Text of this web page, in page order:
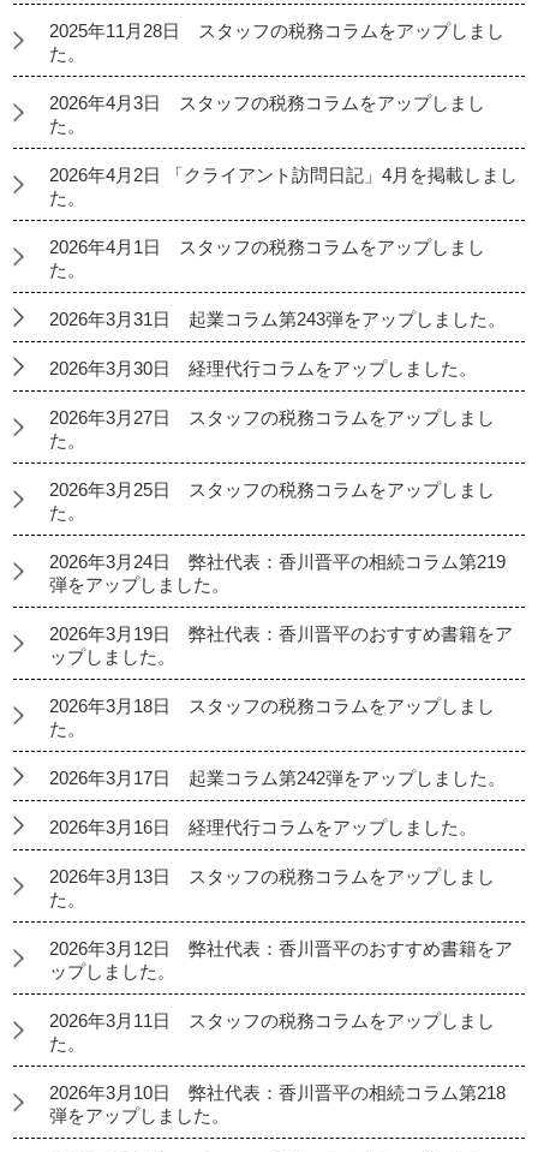
2025年11月28日 スタッフの税務コラムをアップしまし
た。
2026年4月3日 スタッフの税務コラムをアップしまし
た。
2026年4月2日 「クライアント訪問日記」4月を掲載しまし
た。
2026年4月1日 スタッフの税務コラムをアップしまし
た。
2026年3月31日 起業コラム第243弾をアップしました。
2026年3月30日 経理代行コラムをアップしました。
2026年3月27日 スタッフの税務コラムをアップしまし
た。
2026年3月25日 スタッフの税務コラムをアップしまし
た。
2026年3月24日 弊社代表：香川晋平の相続コラム第219
弾をアップしました。
2026年3月19日 弊社代表：香川晋平のおすすめ書籍をア
ップしました。
2026年3月18日 スタッフの税務コラムをアップしまし
た。
2026年3月17日 起業コラム第242弾をアップしました。
2026年3月16日 経理代行コラムをアップしました。
2026年3月13日 スタッフの税務コラムをアップしまし
た。
2026年3月12日 弊社代表：香川晋平のおすすめ書籍をア
ップしました。
2026年3月11日 スタッフの税務コラムをアップしまし
た。
2026年3月10日 弊社代表：香川晋平の相続コラム第218
弾をアップしました。